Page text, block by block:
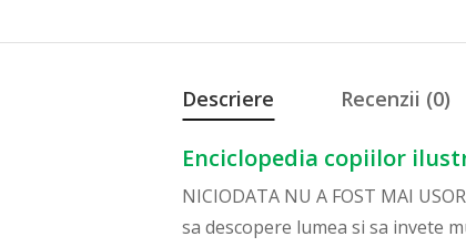
Descriere Recenzii (0)
Enciclopedia copiilor
NICIODATA NU A FOST MAI
sa descopere lumea si sa invete